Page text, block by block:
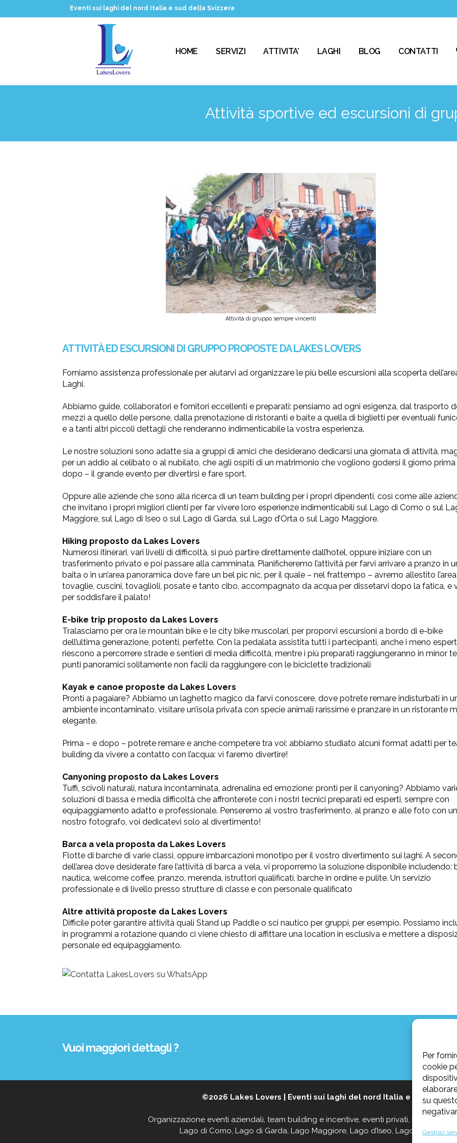
Per
cookie
su
Gestisci
Eventi sui laghi del nord Italia e sud della Svizzera
HOME SERVIZI ATTIVITA’ LAGHI BLOG CONTATTI
Attività sportive ed escursioni di
Attività di gruppo sempre vincenti
ATTIVITÀ ED ESCURSIONI DI GRUPPO PROPOSTE DA LAKES LOVERS
Forniamo assistenza professionale per aiutarvi ad organizzare le più belle escursioni alla scoperta
Laghi.
Abbiamo guide, collaboratori e fornitori eccellenti e preparati: pensiamo ad ogni esigenza, dal trasporto
mezzi a quello delle persone, dalla prenotazione di ristoranti e baite a quella di biglietti per eventuali
e a tanti altri piccoli dettagli che renderanno indimenticabile la vostra esperienza.
Le nostre soluzioni sono adatte sia a gruppi di amici che desiderano dedicarsi una giornata di attività,
per un addio al celibato o al nubilato, che agli ospiti di un matrimonio che vogliono godersi il giorno prima
dopo – il grande evento per divertirsi e fare sport.
Oppure alle aziende che sono alla ricerca di un team building per i propri dipendenti, così come alle
che invitano i propri migliori clienti per far vivere loro esperienze indimenticabili sul Lago di Como o sul
Maggiore, sul Lago di Iseo o sul Lago di Garda, sul Lago d’Orta o sul Lago Maggiore.
Hiking proposto da Lakes Lovers
Numerosi itinerari, vari livelli di difficoltà, si può partire direttamente dall’hotel, oppure iniziare con un
trasferimento privato e poi passare alla camminata. Pianificheremo l’attività per farvi arrivare a pranzo in
baita o in un’area panoramica dove fare un bel pic nic, per il quale – nel frattempo – avremo allestito
tovaglie, cuscini, tovaglioli, posate e tanto cibo, accompagnato da acqua per dissetarvi dopo la fatica, e
per soddisfare il palato!
E-bike trip proposto da Lakes Lovers
Tralasciamo per ora le mountain bike e le city bike muscolari, per proporvi escursioni a bordo di e-bike
dell’ultima generazione, potenti, perfette. Con la pedalata assistita tutti i partecipanti, anche i meno
riescono a percorrere strade e sentieri di media difficoltà, mentre i più preparati raggiungeranno in minor
punti panoramici solitamente non facili da raggiungere con le biciclette tradizionali
Kayak e canoe proposte da Lakes Lovers
Pronti a pagaiare? Abbiamo un laghetto magico da farvi conoscere, dove potrete remare indisturbati in
ambiente incontaminato, visitare un’isola privata con specie animali rarissime e pranzare in un ristorante
elegante.
Prima – e dopo – potrete remare e anche competere tra voi: abbiamo studiato alcuni format adatti per
building da vivere a contatto con l’acqua: vi faremo divertire!
Canyoning proposto da Lakes Lovers
Tuffi, scivoli naturali, natura incontaminata, adrenalina ed emozione: pronti per il canyoning? Abbiamo
soluzioni di bassa e media difficoltà che affronterete con i nostri tecnici preparati ed esperti, sempre con
equipaggiamento adatto e professionale. Penseremo al vostro trasferimento, al pranzo e alle foto con un
nostro fotografo, voi dedicatevi solo al divertimento!
Barca a vela proposta da Lakes Lovers
Flotte di barche di varie classi, oppure imbarcazioni monotipo per il vostro divertimento sui laghi. A
dell’area dove desiderate fare l’attività di barca a vela, vi proporremo la soluzione disponibile includendo:
nautica, welcome coffee, pranzo, merenda, istruttori qualificati, barche in ordine e pulite. Un servizio
professionale e di livello presso strutture di classe e con personale qualificato
Altre attività proposte da Lakes Lovers
Difficile poter garantire attività quali Stand up Paddle o sci nautico per gruppi, per esempio. Possiamo
in programmi a rotazione quando ci viene chiesto di affittare una location in esclusiva e mettere a
personale ed equipaggiamento.
Vuoi maggiori dettagli ?
©2026 Lakes Lovers | Eventi sui laghi del nord Italia e sud della
Organizzazione eventi aziendali, team building e incentive, eventi privati, matrimoni,
Lago di Como, Lago di Garda, Lago Maggiore, Lago d’Iseo, Lago d’Orta e